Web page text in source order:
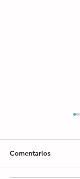
Comentarios